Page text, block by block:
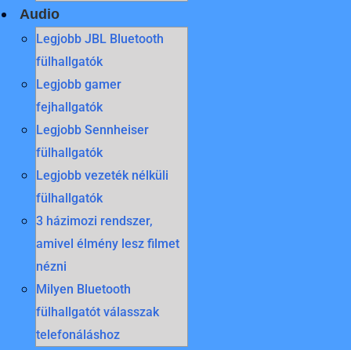
Audio
Legjobb JBL Bluetooth
fülhallgatók
Legjobb gamer
fejhallgatók
Legjobb Sennheiser
fülhallgatók
Legjobb vezeték nélküli
fülhallgatók
3 házimozi rendszer,
amivel élmény lesz filmet
nézni
Milyen Bluetooth
fülhallgatót válasszak
telefonáláshoz